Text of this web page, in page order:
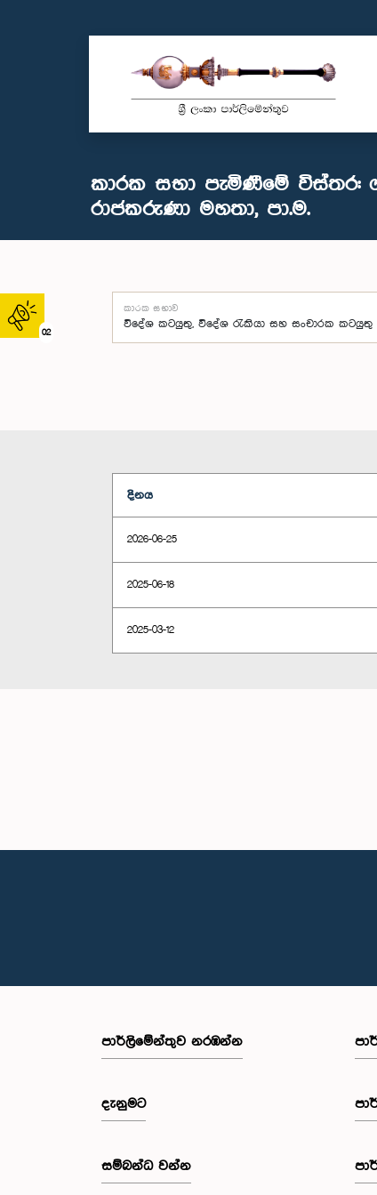
02
කාරක සභා පැමිණීමේ
රාජකරුණා මහතා, පා.ම.
කාරක සභාව
දිනය
2026-06-25
2025-06-18
2025-03-12
පාර්ලි‌මේන්තුව නරඹන්න
දැනුමට
සම්බන්ධ වන්න